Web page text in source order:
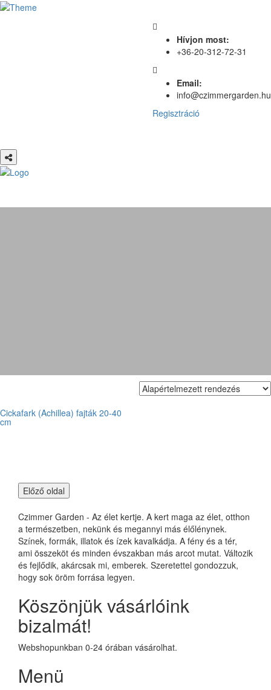
Hívjon most:
+36-20-312-72-31
Email:
info@czimmergarden.hu
Regisztráció
Cickafark (Achillea) fajták 20-40
cm
Czimmer Garden - Az élet kertje. A kert maga az élet, otthon
a természetben, nekünk és megannyi más élőlénynek.
Színek, formák, illatok és ízek kavalkádja. A fény és a tér,
ami összeköt és minden évszakban más arcot mutat. Változik
és fejlődik, akárcsak mi, emberek. Szeretettel gondozzuk,
hogy sok öröm forrása legyen.
Köszönjük vásárlóink
bizalmát!
Webshopunkban 0-24 órában vásárolhat.
Menü